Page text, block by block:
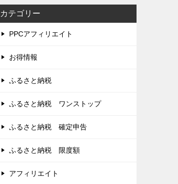
カテゴリー
PPCアフィリエイト
お得情報
ふるさと納税
ふるさと納税 ワンストップ
ふるさと納税 確定申告
ふるさと納税 限度額
アフィリエイト